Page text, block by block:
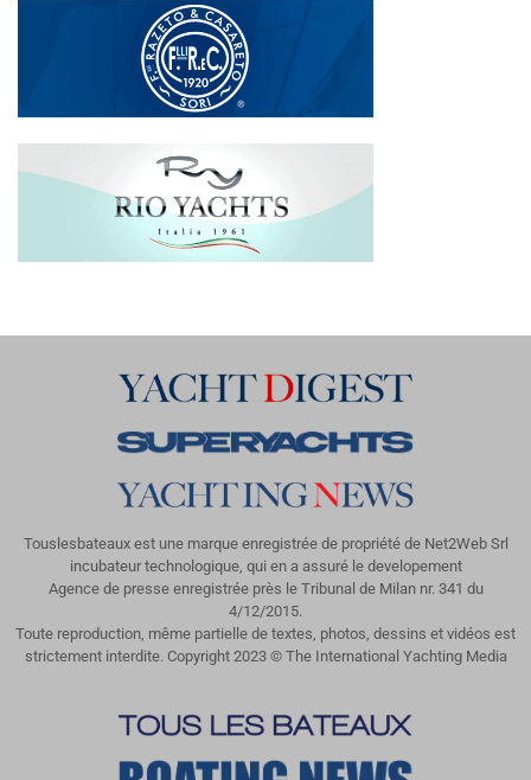
Touslesbateaux est une marque enregistrée de propriété de Net2Web Srl
incubateur technologique, qui en a assuré le developement
Agence de presse enregistrée près le Tribunal de Milan nr. 341 du
4/12/2015.
Toute reproduction, même partielle de textes, photos, dessins et vidéos est
strictement interdite. Copyright 2023 © The International Yachting Media